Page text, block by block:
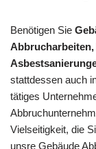
Benötigen Sie
stattdessen auch
tätiges
Vielseitigkeit, die
unsre Gebäude